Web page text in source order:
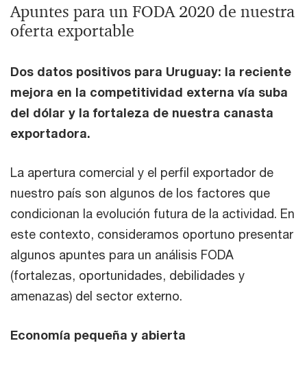
Apuntes para un FODA 2020 de nuestra
oferta exportable
Dos datos positivos para Uruguay: la reciente
mejora en la competitividad externa vía suba
del dólar y la fortaleza de nuestra canasta
exportadora.
La apertura comercial y el perfil exportador de
nuestro país son algunos de los factores que
condicionan la evolución futura de la actividad. En
este contexto, consideramos oportuno presentar
algunos apuntes para un análisis FODA
(fortalezas, oportunidades, debilidades y
amenazas) del sector externo.
Economía pequeña y abierta